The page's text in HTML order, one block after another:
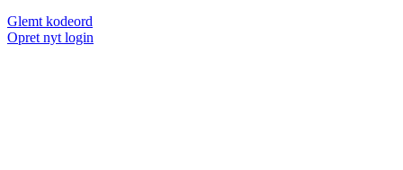
Glemt kodeord
Opret nyt login